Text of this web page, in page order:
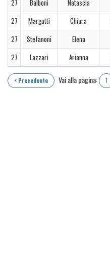
27
Balboni Natascia
27
Margutti Chiara
27
Stefanoni Elena
27
Lazzari Arianna
Vai alla pagina:
< Precedente 1